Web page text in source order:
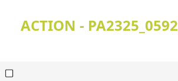
ACTION - PA2325_0592